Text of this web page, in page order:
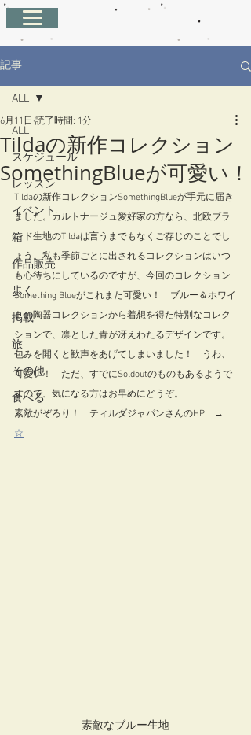
記事
ALL
スケジュール
レッスン
イベント
箱
作品販売
歩く
掲載
旅
その他
食べる
ALL
Tildaの新作コレクション
SomethingBlueが可愛い！
6月11日 読了時間: 1分
Tildaの新作コレクションSomethingBlueが手元に届き
ました。カルトナージュ愛好家の方なら、北欧ブラ
ンド生地のTildaは言うまでもなくご存じのことでし
ょう。私も季節ごとに出されるコレクションはいつ
も心待ちにしているのですが、今回のコレクション
Something Blueがこれまた可愛い！　ブルー＆ホワイ
トの陶器コレクションから着想を得た特別なコレク
ションで、凛とした青が冴えわたるデザインです。
包みを開くと歓声をあげてしまいました！　うわ、
可愛い！　ただ、すでにSoldoutのものもあるようで
すので、気になる方はお早めにどうぞ。
素敵がぞろり！　ティルダジャパンさんのHP　→
☆
素敵なブルー生地